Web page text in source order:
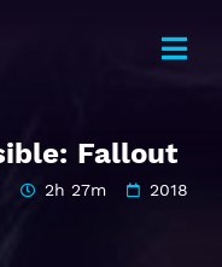
Fallout
2h 27m
2018